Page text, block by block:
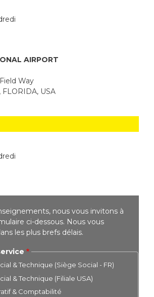
AIRPORT
Way
USA
nous vous invitons à
ci-dessous. Nous vous
les plus brefs délais.
& Technique (Siège Social - FR)
& Technique (Filiale USA)
& Comptabilité